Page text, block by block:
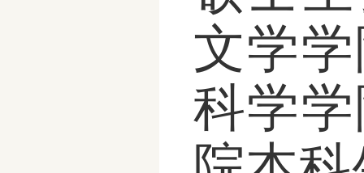
文学
科学